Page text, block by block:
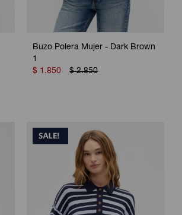
Buzo Polera Mujer - Dark Brown
1
$ 1.850 $ 2.850